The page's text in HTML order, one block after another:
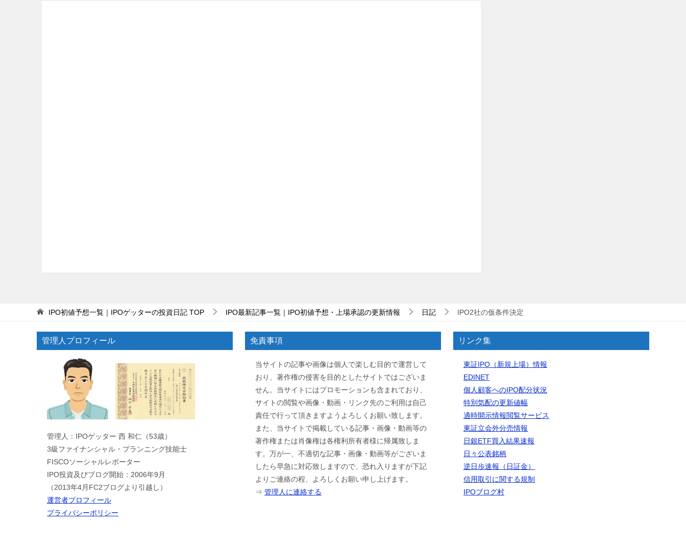
IPO初値予想一覧｜IPOゲッターの投資日記 TOP IPO最新記事一覧｜IPO初値予想・上場承認の更新情報 日記 IPO2社の仮条件決定
管理人プロフィール
管理人：IPOゲッター 西 和仁（53歳）
3級ファイナンシャル・プランニング技能士
FISCOソーシャルレポーター
IPO投資及びブログ開始：2006年9月
（2013年4月FC2ブログより引越し）
運営者プロフィール
プライバシーポリシー
免責事項
当サイトの記事や画像は個人で楽しむ目的で運営して
おり、著作権の侵害を目的としたサイトではございま
せん。当サイトにはプロモーションも含まれており、
サイトの閲覧や画像・動画・リンク先のご利用は自己
責任で行って頂きますようよろしくお願い致します。
また、当サイトで掲載している記事・画像・動画等の
著作権または肖像権は各権利所有者様に帰属致しま
す。万が一、不適切な記事・画像・動画等がございま
したら早急に対応致しますので、恐れ入りますが下記
よりご連絡の程、よろしくお願い申し上げます。
⇒ 管理人に連絡する
リンク集
東証IPO（新規上場）情報
EDINET
個人顧客へのIPO配分状況
特別気配の更新値幅
適時開示情報閲覧サービス
東証立会外分売情報
日銀ETF買入結果速報
日々公表銘柄
逆日歩速報（日証金）
信用取引に関する規制
IPOブログ村